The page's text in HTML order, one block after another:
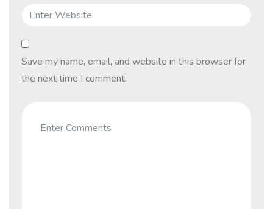
Save my name, email, and website in this browser for
the next time I comment.